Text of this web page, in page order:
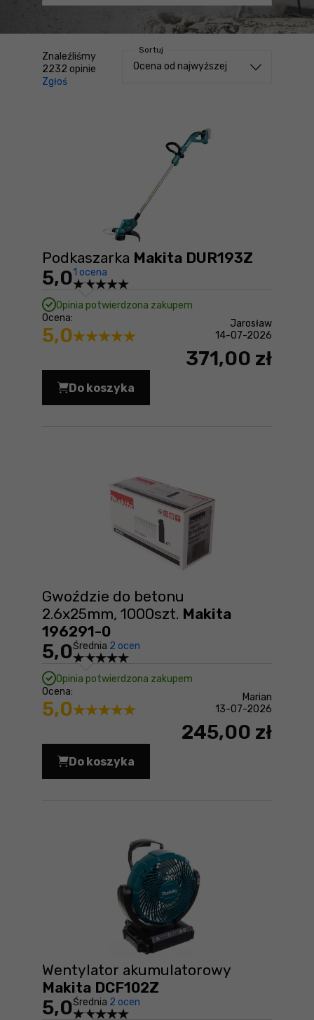
Znaleźliśmy
2232 opinie
Zgłoś
Sortuj
Sortuj od
Ocena od najwyższej
Podkaszarka Makita DUR193Z
5,01 ocena
Opinia potwierdzona zakupem
Ocena:
5,0
Jarosław
14-07-2026
371,00 zł
Do koszyka
Podkaszarka Makita DUR193Z Cena
Gwoździe do betonu
2.6x25mm, 1000szt. Makita
196291-0
5,0Średnia 2 ocen
Opinia potwierdzona zakupem
Ocena:
5,0
Marian
13-07-2026
245,00 zł
Do koszyka
Gwoździe do betonu 2.6x25mm,
Wentylator akumulatorowy
Makita DCF102Z
5,0Średnia 2 ocen